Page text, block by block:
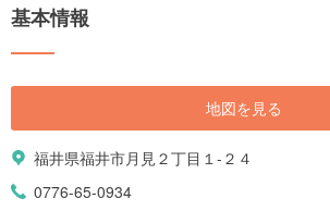
基本情報
地図を見る
福井県福井市月見２丁目１-２４
0776-65-0934